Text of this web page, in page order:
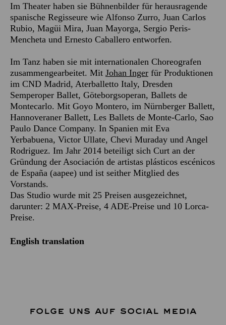
Im Theater haben sie Bühnenbilder für herausragende
spanische Regisseure wie Alfonso Zurro, Juan Carlos
Rubio, Magüi Mira, Juan Mayorga, Sergio Peris-
Mencheta und Ernesto Caballero entworfen.
Im Tanz haben sie mit internationalen Choreografen
zusammengearbeitet. Mit Johan Inger für Produktionen
im CND Madrid, Aterballetto Italy, Dresden
Semperoper Ballet, Göteborgsoperan, Ballets de
Montecarlo. Mit Goyo Montero, im Nürnberger Ballett,
Hannoveraner Ballett, Les Ballets de Monte-Carlo, Sao
Paulo Dance Company. In Spanien mit Eva
Yerbabuena, Victor Ullate, Chevi Muraday und Angel
Rodriguez. Im Jahr 2014 beteiligt sich Curt an der
Gründung der Asociación de artistas plásticos escénicos
de España (aapee) und ist seither Mitglied des
Vorstands.
Das Studio wurde mit 25 Preisen ausgezeichnet,
darunter: 2 MAX-Preise, 4 ADE-Preise und 10 Lorca-
Preise.
English translation
FOLGE UNS AUF SOCIAL MEDIA